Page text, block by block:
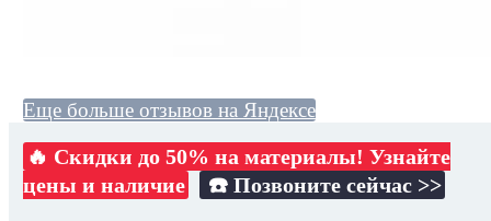
Еще больше отзывов на Яндексе
🔥 Скидки до 50% на материалы! Узнайте
цены и наличие
☎️ Позвоните сейчас >>